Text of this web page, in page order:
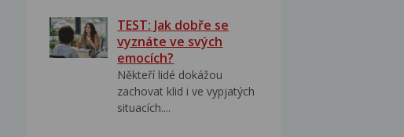
TEST: Jak dobře se
vyznáte ve svých
emocích?
Někteří lidé dokážou
zachovat klid i ve vypjatých
situacích....